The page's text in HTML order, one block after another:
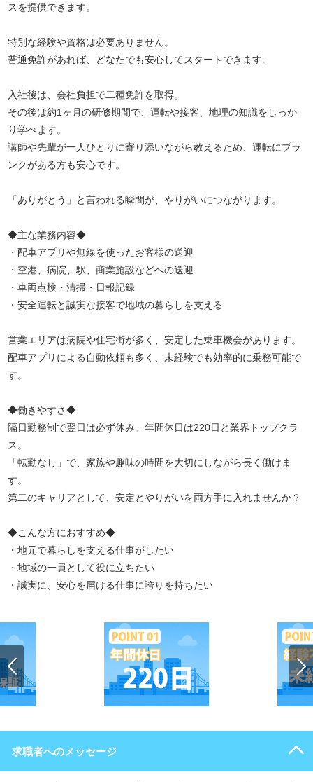
スを提供できます。
特別な経験や資格は必要ありません。
普通免許があれば、どなたでも安心してスタートできます。
入社後は、会社負担で二種免許を取得。
その後は約1ヶ月の研修期間で、運転や接客、地理の知識をしっか
り学べます。
講師や先輩が一人ひとりに寄り添いながら教えるため、運転にブラ
ンクがある方も安心です。
「ありがとう」と言われる瞬間が、やりがいにつながります。
◆主な業務内容◆
・配車アプリや無線を使ったお客様の送迎
・空港、病院、駅、商業施設などへの送迎
・車両点検・清掃・日報記録
・安全運転と誠実な接客で地域の暮らしを支える
営業エリアは病院や住宅街が多く、安定した乗車機会があります。
配車アプリによる自動依頼も多く、未経験でも効率的に乗務可能で
す。
◆働きやすさ◆
隔日勤務制で翌日は必ず休み。年間休日は220日と業界トップクラ
ス。
「転勤なし」で、家族や趣味の時間を大切にしながら長く働けま
す。
第二のキャリアとして、安定とやりがいを両方手に入れませんか？
◆こんな方におすすめ◆
・地元で暮らしを支える仕事がしたい
・地域の一員として役に立ちたい
・誠実に、安心を届ける仕事に誇りを持ちたい
求職者へのメッセージ